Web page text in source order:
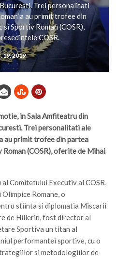
Trei personalitati
au primit trofee din
Sportiv Roman (COSR),
COSR.
19, 2019
in Sala Amfiteatru din
Trei personalitati ale
au primit trofee din partea
(COSR), oferite de Mihai
Comitetului Executiv al COSR,
Romane, o
stiinta si diplomatia Miscarii
de Hillerin, fost director al
Sportiva un titan al
performantei sportive, cu o
si metodologiilor de